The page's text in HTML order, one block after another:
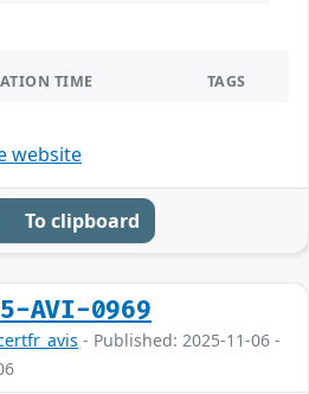
TIME TAGS
website
To clipboard
AVI-0969
- Published: 2025-11-06 -